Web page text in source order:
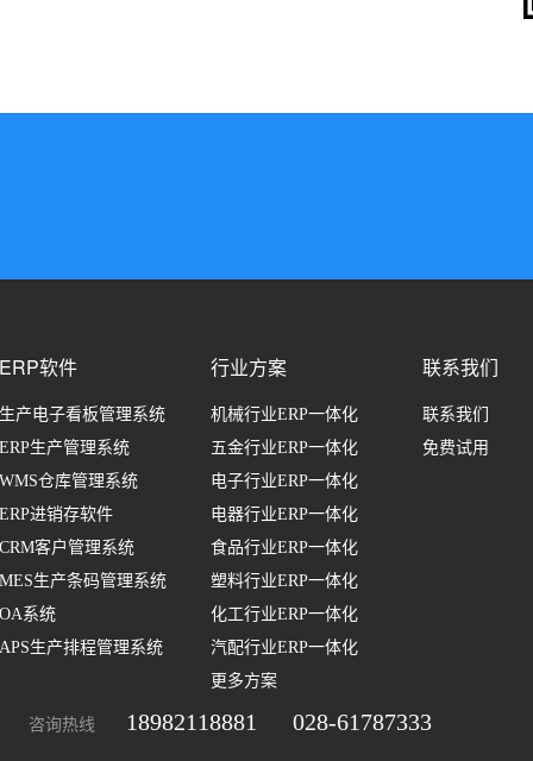
ERP软件
生产电子看板管理系统
ERP生产管理系统
WMS仓库管理系统
ERP进销存软件
CRM客户管理系统
MES生产条码管理系统
OA系统
APS生产排程管理系统
行业方案
机械行业ERP一体化
五金行业ERP一体化
电子行业ERP一体化
电器行业ERP一体化
食品行业ERP一体化
塑料行业ERP一体化
化工行业ERP一体化
汽配行业ERP一体化
更多方案
联系我们
联系我们
免费试用
咨询热线 18982118881 028-61787333